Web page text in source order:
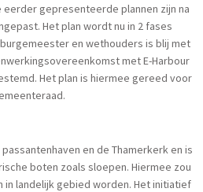
eerder gepresenteerde plannen zijn na
Het plan wordt nu in 2 fases
en wethouders is blij met
met E-Harbour
Het plan is hiermee gereed voor
en de Thamerkerk en is
boten zoals sloepen. Hiermee zou
in landelijk gebied worden. Het initiatief